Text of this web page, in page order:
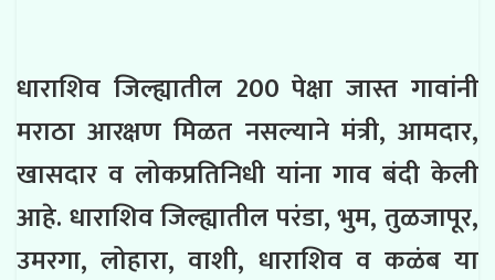
धाराशिव जिल्ह्यातील 200 पेक्षा जास्त गावांनी
मराठा आरक्षण मिळत नसल्याने मंत्री, आमदार,
खासदार व लोकप्रतिनिधी यांना गाव बंदी केली
आहे. धाराशिव जिल्ह्यातील परंडा, भुम, तुळजापूर,
उमरगा, लोहारा, वाशी, धाराशिव व कळंब या